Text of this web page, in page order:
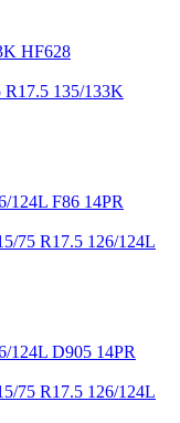
135/133K
75 R17.5 126/124L
75 R17.5 126/124L